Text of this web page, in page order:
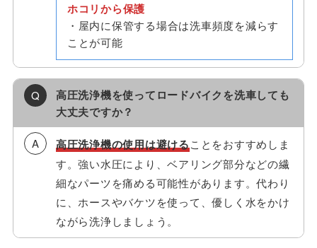
ホコリから保護
・屋内に保管する場合は洗車頻度を減らす
ことが可能
高圧洗浄機を使ってロードバイクを洗車しても
大丈夫ですか？
高圧洗浄機の使用は避けることをおすすめしま
す。強い水圧により、ベアリング部分などの繊
細なパーツを痛める可能性があります。代わり
に、ホースやバケツを使って、優しく水をかけ
ながら洗浄しましょう。